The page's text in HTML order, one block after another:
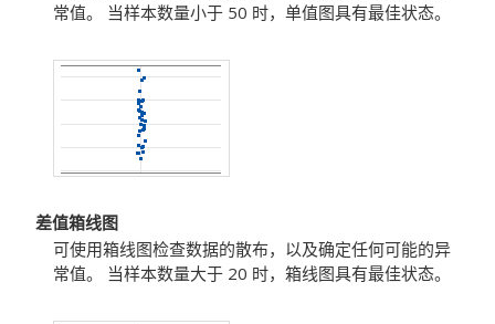
常值。
当样本数量小于 50 时，单值图具有最佳状态。
差值箱线图
可使用箱线图检查数据的散布，以及确定任何可能的异
常值。
当样本数量大于 20 时，箱线图具有最佳状态。